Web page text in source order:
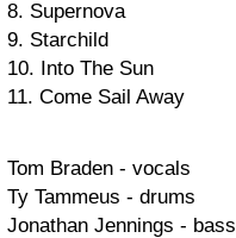
8. Supernova
9. Starchild
10. Into The Sun
11. Come Sail Away
Tom Braden - vocals
Ty Tammeus - drums
Jonathan Jennings - bass